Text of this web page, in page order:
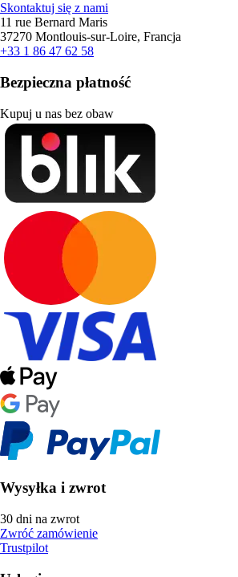
Skontaktuj się z nami
11 rue Bernard Maris
37270 Montlouis-sur-Loire, Francja
+33 1 86 47 62 58
Bezpieczna płatność
Kupuj u nas bez obaw
Wysyłka i zwrot
30 dni na zwrot
Zwróć zamówienie
Trustpilot